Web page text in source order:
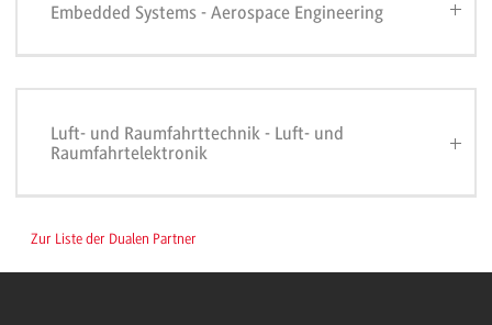
Embedded Systems - Aerospace Engineering
Luft- und Raumfahrttechnik - Luft- und
Raumfahrtelektronik
Zur Liste der Dualen Partner